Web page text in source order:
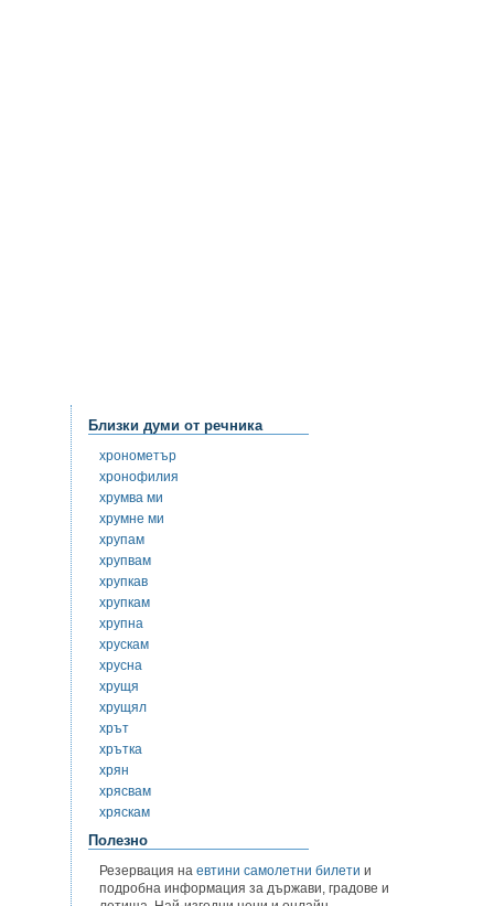
Близки думи от речника
хронометър
хронофилия
хрумва ми
хрумне ми
хрупам
хрупвам
хрупкав
хрупкам
хрупна
хрускам
хрусна
хрущя
хрущял
хрът
хрътка
хрян
хрясвам
хряскам
Полезно
Резервация на евтини самолетни билети и
подробна информация за държави, градове и